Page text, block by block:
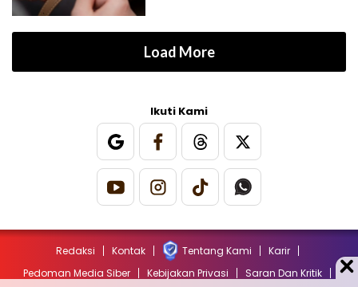
Load More
Ikuti Kami
Redaksi Kontak Tentang Kami
Karir
Pedoman Media Siber
Kebijakan Privasi Saran Dan Kritik